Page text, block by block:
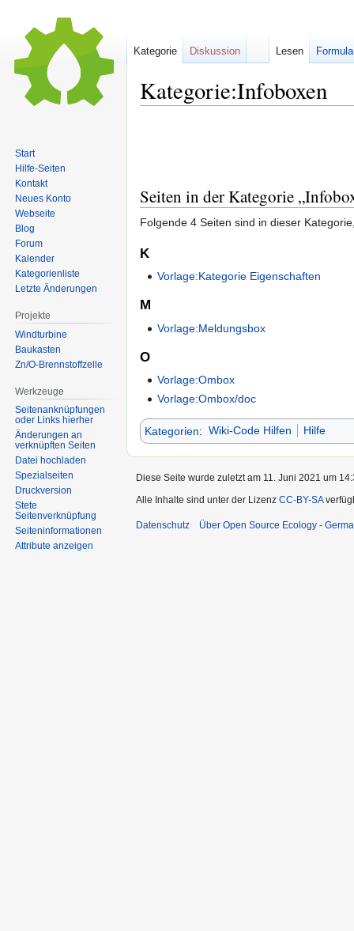
Kategorie:Infoboxen
Seiten in der Kategorie
Folgende 4 Seiten sind in dieser
K
Vorlage:Kategorie Eigenschaften
M
Vorlage:Meldungsbox
O
Vorlage:Ombox
Vorlage:Ombox/doc
Kategorien: Wiki-Code Hilfen Hilfe
Kategorie Diskussion Lesen
Start
Hilfe-Seiten
Kontakt
Neues Konto
Webseite
Blog
Forum
Kalender
Kategorienliste
Letzte Änderungen
Projekte
Windturbine
Baukasten
Zn/O-Brennstoffzelle
Werkzeuge
Seitenanknüpfungen
oder Links hierher
Änderungen an
verknüpften Seiten
Datei hochladen
Spezialseiten
Druckversion
Stete
Seitenverknüpfung
Seiten­informationen
Attribute anzeigen
Diese Seite wurde zuletzt am 11. Juni 2021 um
Alle Inhalte sind unter der Lizenz CC-BY-SA
Datenschutz Über Open Source Ecology -